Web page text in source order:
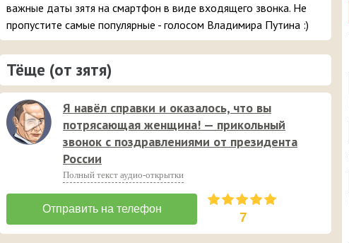
важные даты зятя на смартфон в виде входящего звонка. Не
пропустите самые популярные - голосом Владимира Путина :)
Тёще (от зятя)
Я навёл справки и оказалось, что вы
потрясающая женщина! — прикольный
звонок с поздравлениями от президента
России
Полный текст аудио-открытки
7